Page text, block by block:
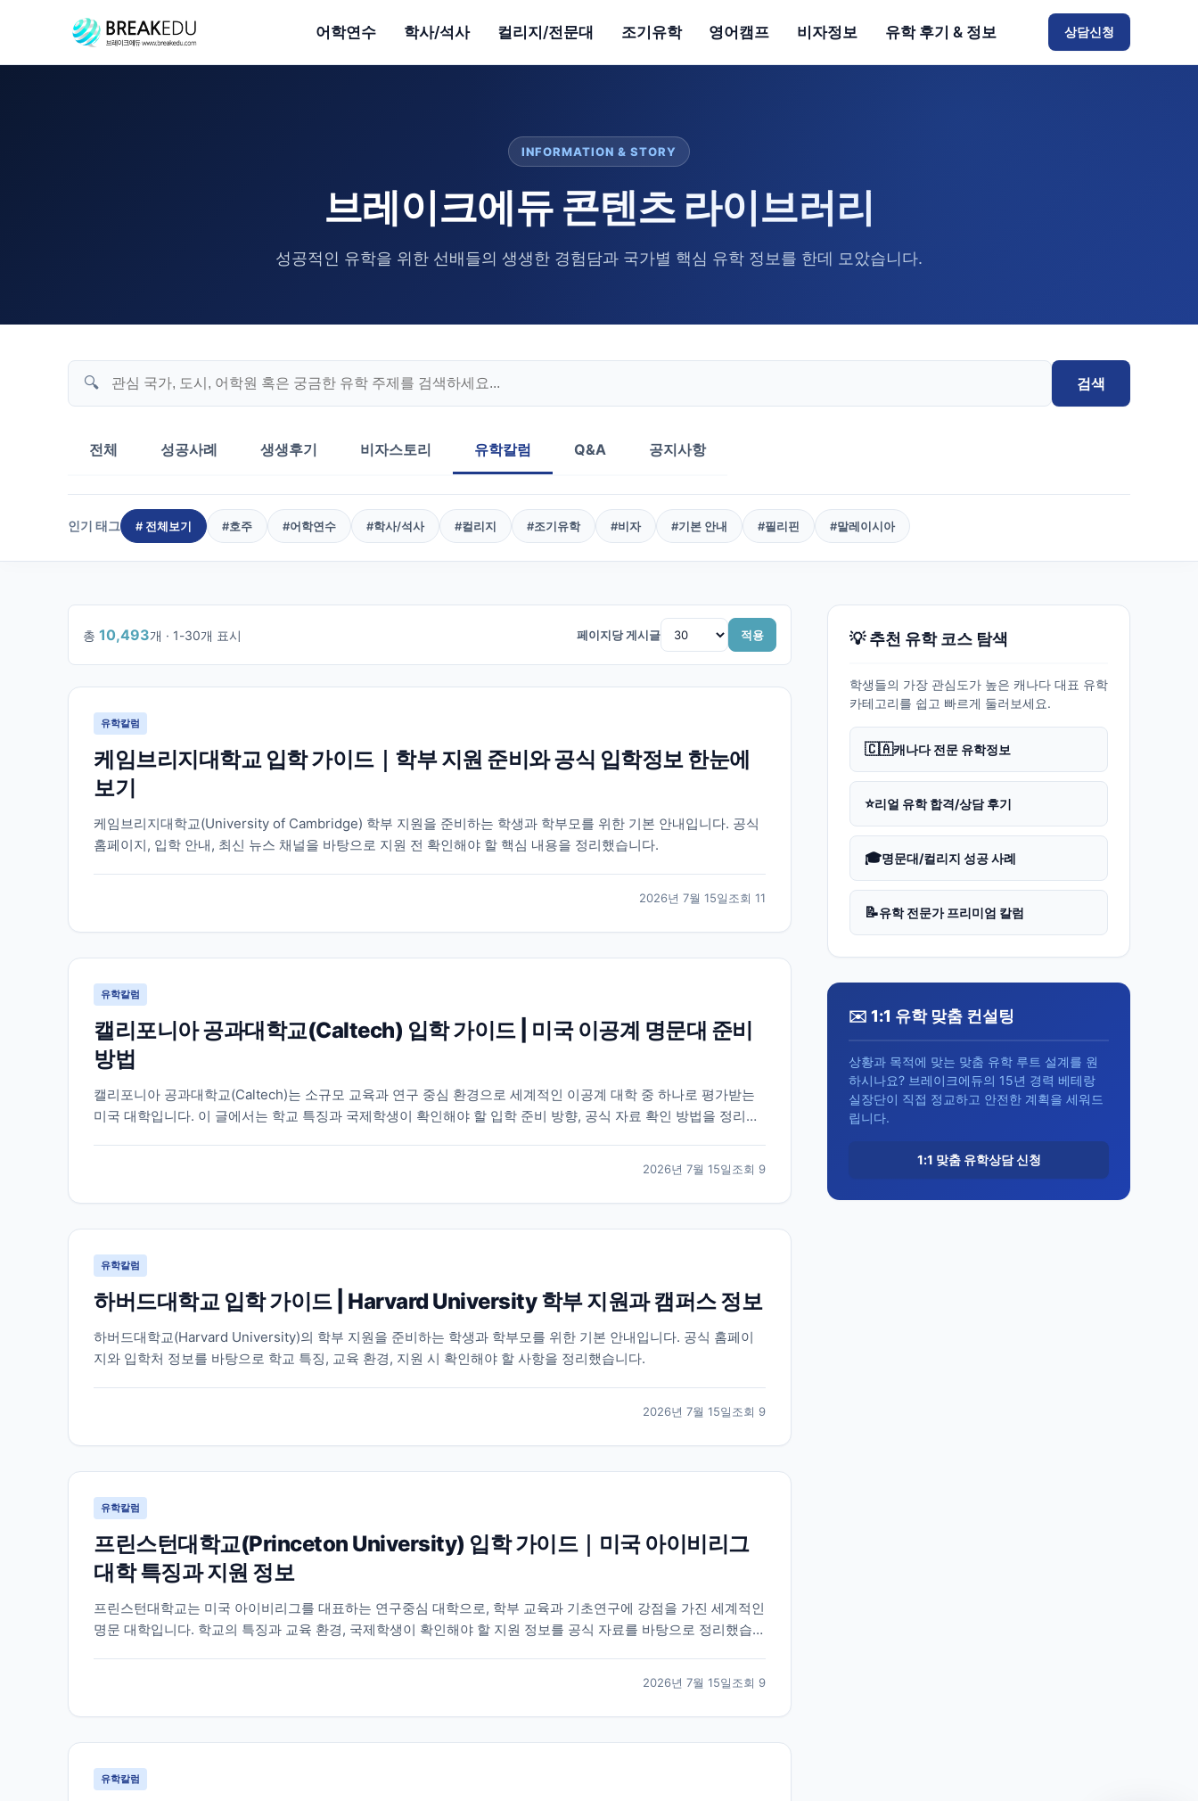
어학연수 학사/석사 컬리지/전문대 조기유학 영어캠프 비자정보 유학 후기 & 정보 상담신청
INFORMATION & STORY
브레이크에듀 콘텐츠 라이브러리
성공적인 유학을 위한 선배들의 생생한 경험담과 국가별 핵심 유학 정보를 한데 모았습니다.
🔍 검색
전체 성공사례 생생후기 비자스토리 유학칼럼 Q&A 공지사항
인기 태그 # 전체보기 #호주 #어학연수 #학사/석사 #컬리지 #조기유학 #비자 #기본 안내 #필리핀 #말레이시아
총 10,493개 · 1-30개 표시 페이지당 게시글 적용
1/350
유학칼럼
케임브리지대학교 입학 가이드｜학부 지원 준비와 공식 입학정보 한눈에
보기
케임브리지대학교(University of Cambridge) 학부 지원을 준비하는 학생과 학부모를 위한 기본 안내입니다. 공식
홈페이지, 입학 안내, 최신 뉴스 채널을 바탕으로 지원 전 확인해야 할 핵심 내용을 정리했습니다.
2026년 7월 15일조회 11
유학칼럼
캘리포니아 공과대학교(Caltech) 입학 가이드 | 미국 이공계 명문대 준비
방법
캘리포니아 공과대학교(Caltech)는 소규모 교육과 연구 중심 환경으로 세계적인 이공계 대학 중 하나로 평가받는
미국 대학입니다. 이 글에서는 학교 특징과 국제학생이 확인해야 할 입학 준비 방향, 공식 자료 확인 방법을 정리했
2026년 7월 15일조회 9
유학칼럼
하버드대학교 입학 가이드 | Harvard University 학부 지원과 캠퍼스 정보
하버드대학교(Harvard University)의 학부 지원을 준비하는 학생과 학부모를 위한 기본 안내입니다. 공식 홈페이
지와 입학처 정보를 바탕으로 학교 특징, 교육 환경, 지원 시 확인해야 할 사항을 정리했습니다.
2026년 7월 15일조회 9
유학칼럼
프린스턴대학교(Princeton University) 입학 가이드｜미국 아이비리그
대학 특징과 지원 정보
프린스턴대학교는 미국 아이비리그를 대표하는 연구중심 대학으로, 학부 교육과 기초연구에 강점을 가진 세계적인
명문 대학입니다. 학교의 특징과 교육 환경, 국제학생이 확인해야 할 지원 정보를 공식 자료를 바탕으로 정리했습니
2026년 7월 15일조회 9
유학칼럼
💡 추천 유학 코스 탐색
학생들의 가장 관심도가 높은 캐나다 대표 유학
카테고리를 쉽고 빠르게 둘러보세요.
🇨🇦캐나다 전문 유학정보
⭐리얼 유학 합격/상담 후기
🎓명문대/컬리지 성공 사례
📝유학 전문가 프리미엄 칼럼
✉️ 1:1 유학 맞춤 컨설팅
상황과 목적에 맞는 맞춤 유학 루트 설계를 원
하시나요? 브레이크에듀의 15년 경력 베테랑
실장단이 직접 정교하고 안전한 계획을 세워드
립니다.
1:1 맞춤 유학상담 신청